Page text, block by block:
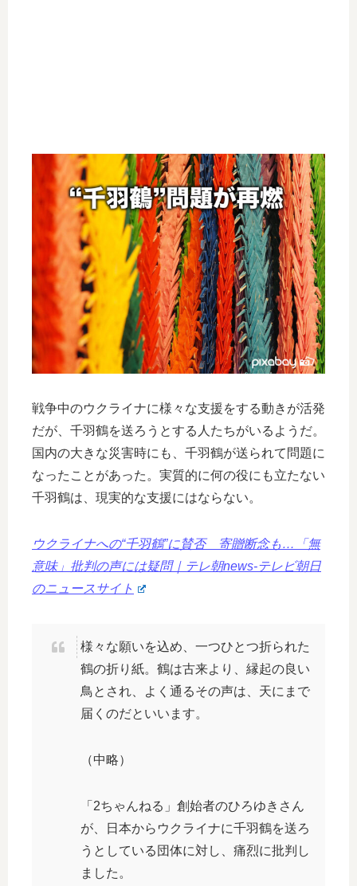
戦争中のウクライナに様々な支援をする動きが活発
だが、千羽鶴を送ろうとする人たちがいるようだ。
国内の大きな災害時にも、千羽鶴が送られて問題に
なったことがあった。実質的に何の役にも立たない
千羽鶴は、現実的な支援にはならない。
ウクライナへの“千羽鶴”に賛否 寄贈断念も…「無
意味」批判の声には疑問｜テレ朝news-テレビ朝日
のニュースサイト
様々な願いを込め、一つひとつ折られた
鶴の折り紙。鶴は古来より、縁起の良い
鳥とされ、よく通るその声は、天にまで
届くのだといいます。
（中略）
「2ちゃんねる」創始者のひろゆきさん
が、日本からウクライナに千羽鶴を送ろ
うとしている団体に対し、痛烈に批判し
ました。